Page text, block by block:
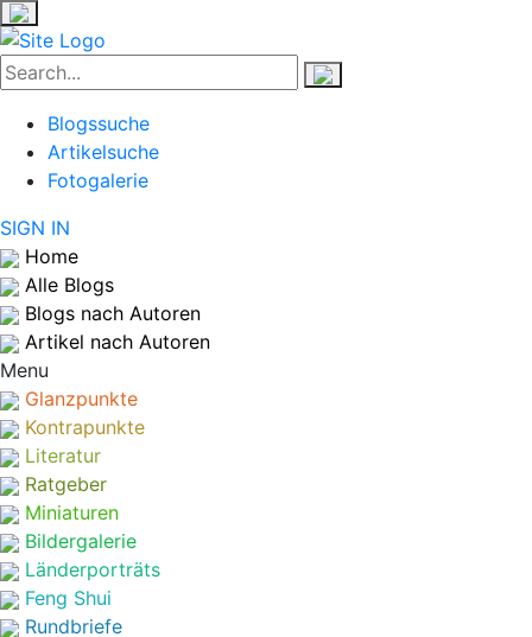
Blogssuche
Artikelsuche
Fotogalerie
SIGN IN
Home
Alle Blogs
Blogs nach Autoren
Artikel nach Autoren
Menu
Glanzpunkte
Kontrapunkte
Literatur
Ratgeber
Miniaturen
Bildergalerie
Länderporträts
Feng Shui
Rundbriefe